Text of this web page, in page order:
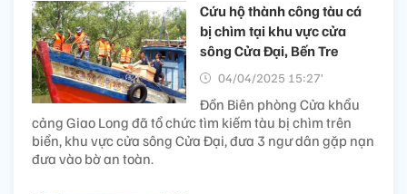
Cứu hộ thành công tàu cá
bị chìm tại khu vực cửa
sông Cửa Đại, Bến Tre
04/04/2025 15:27’
Đồn Biên phòng Cửa khẩu
cảng Giao Long đã tổ chức tìm kiếm tàu bị chìm trên
biển, khu vực cửa sông Cửa Đại, đưa 3 ngư dân gặp nạn
đưa vào bờ an toàn.